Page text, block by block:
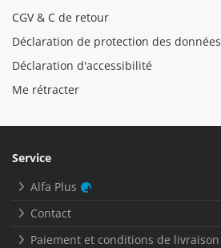
CGV & C de retour
Déclaration de protection des données
Déclaration d'accessibilité
Me rétracter
Service
Alfa Plus
Contact
Paiement et conditions de livraison